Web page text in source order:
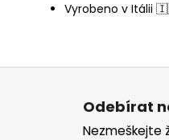
Vyrobeno v Itálii
Z
Odebírat
Nezmeškejte